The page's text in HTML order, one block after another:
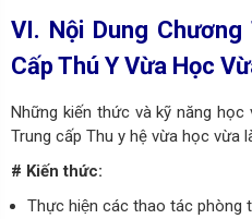
VI. Nội Dung
Cấp Thú Y Vừa Học
Những kiến thức và kỹ năng
Trung cấp Thu y hệ vừa học vừa
# Kiến thức:
Thực hiện các thao tác phòng